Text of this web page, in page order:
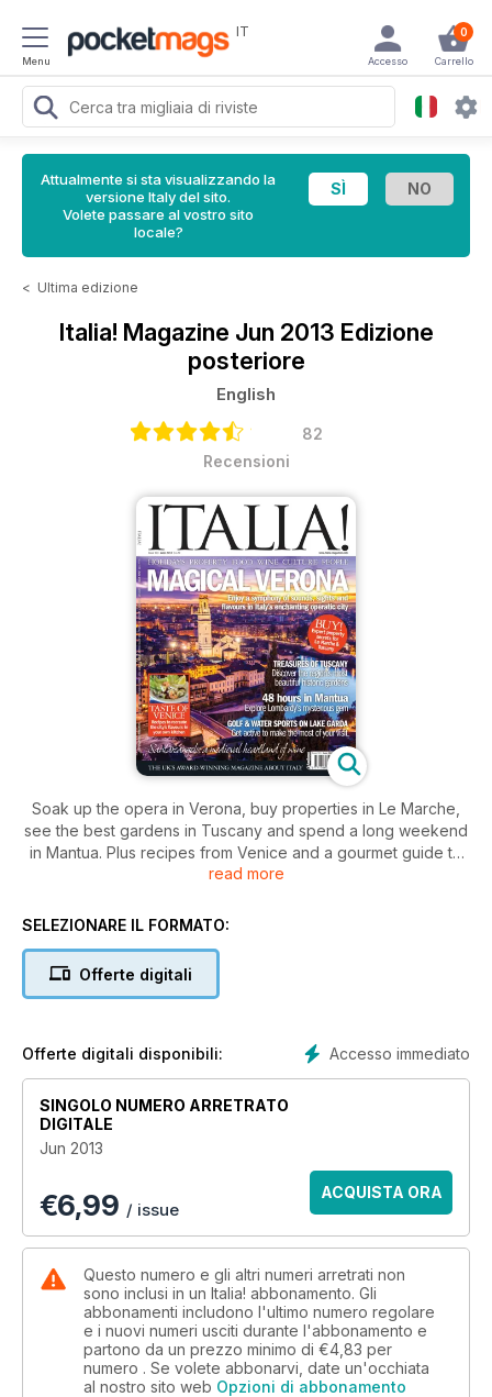
Menu
IT 0
Carrello
Accesso
Attualmente si sta visualizzando la
versione Italy del sito.
Volete passare al vostro sito
locale?
< Ultima edizione
Italia! Magazine Jun 2013 Edizione
posteriore
English
82
Recensioni
Soak up the opera in Verona, buy properties in Le Marche,
see the best gardens in Tuscany and spend a long weekend
in Mantua. Plus recipes from Venice and a gourmet guide to
Basilicata.
read more
SELEZIONARE IL FORMATO:
Offerte digitali
Accesso immediato
Offerte digitali disponibili:
SINGOLO NUMERO ARRETRATO
DIGITALE
Jun 2013
€6,99 / issue
ACQUISTA ORA
Questo numero e gli altri numeri arretrati non
sono inclusi in un Italia! abbonamento. Gli
abbonamenti includono l'ultimo numero regolare
e i nuovi numeri usciti durante l'abbonamento e
partono da un prezzo minimo di €4,83 per
numero . Se volete abbonarvi, date un'occhiata
al nostro sito web Opzioni di abbonamento